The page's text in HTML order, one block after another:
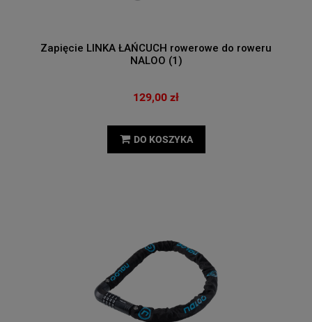
Zapięcie LINKA ŁAŃCUCH rowerowe do roweru
NALOO (1)
129,00 zł
DO KOSZYKA